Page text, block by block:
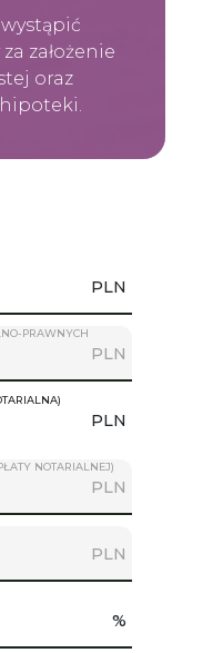
założenie
oraz
PLN
PRAWNYCH
PLN
PLN
NOTARIALNEJ)
PLN
PLN
%